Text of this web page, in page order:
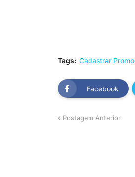
Tags: Cadastrar
Facebook
Postagem Anterior